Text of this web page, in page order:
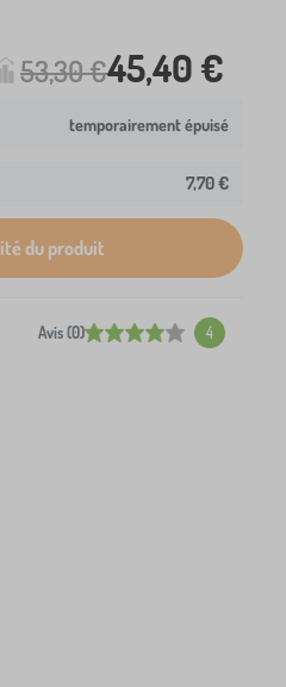
53,30 €45,40 €
temporairement épuisé
7,70 €
du produit
Avis (0) 4